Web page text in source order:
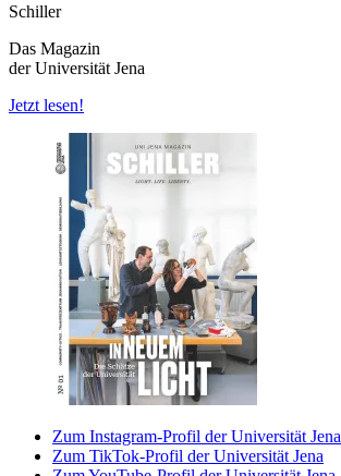
Schiller
Das Magazin
der Universität Jena
Jetzt lesen!
Zum Instagram-Profil der Universität Jena
Zum TikTok-Profil der Universität Jena